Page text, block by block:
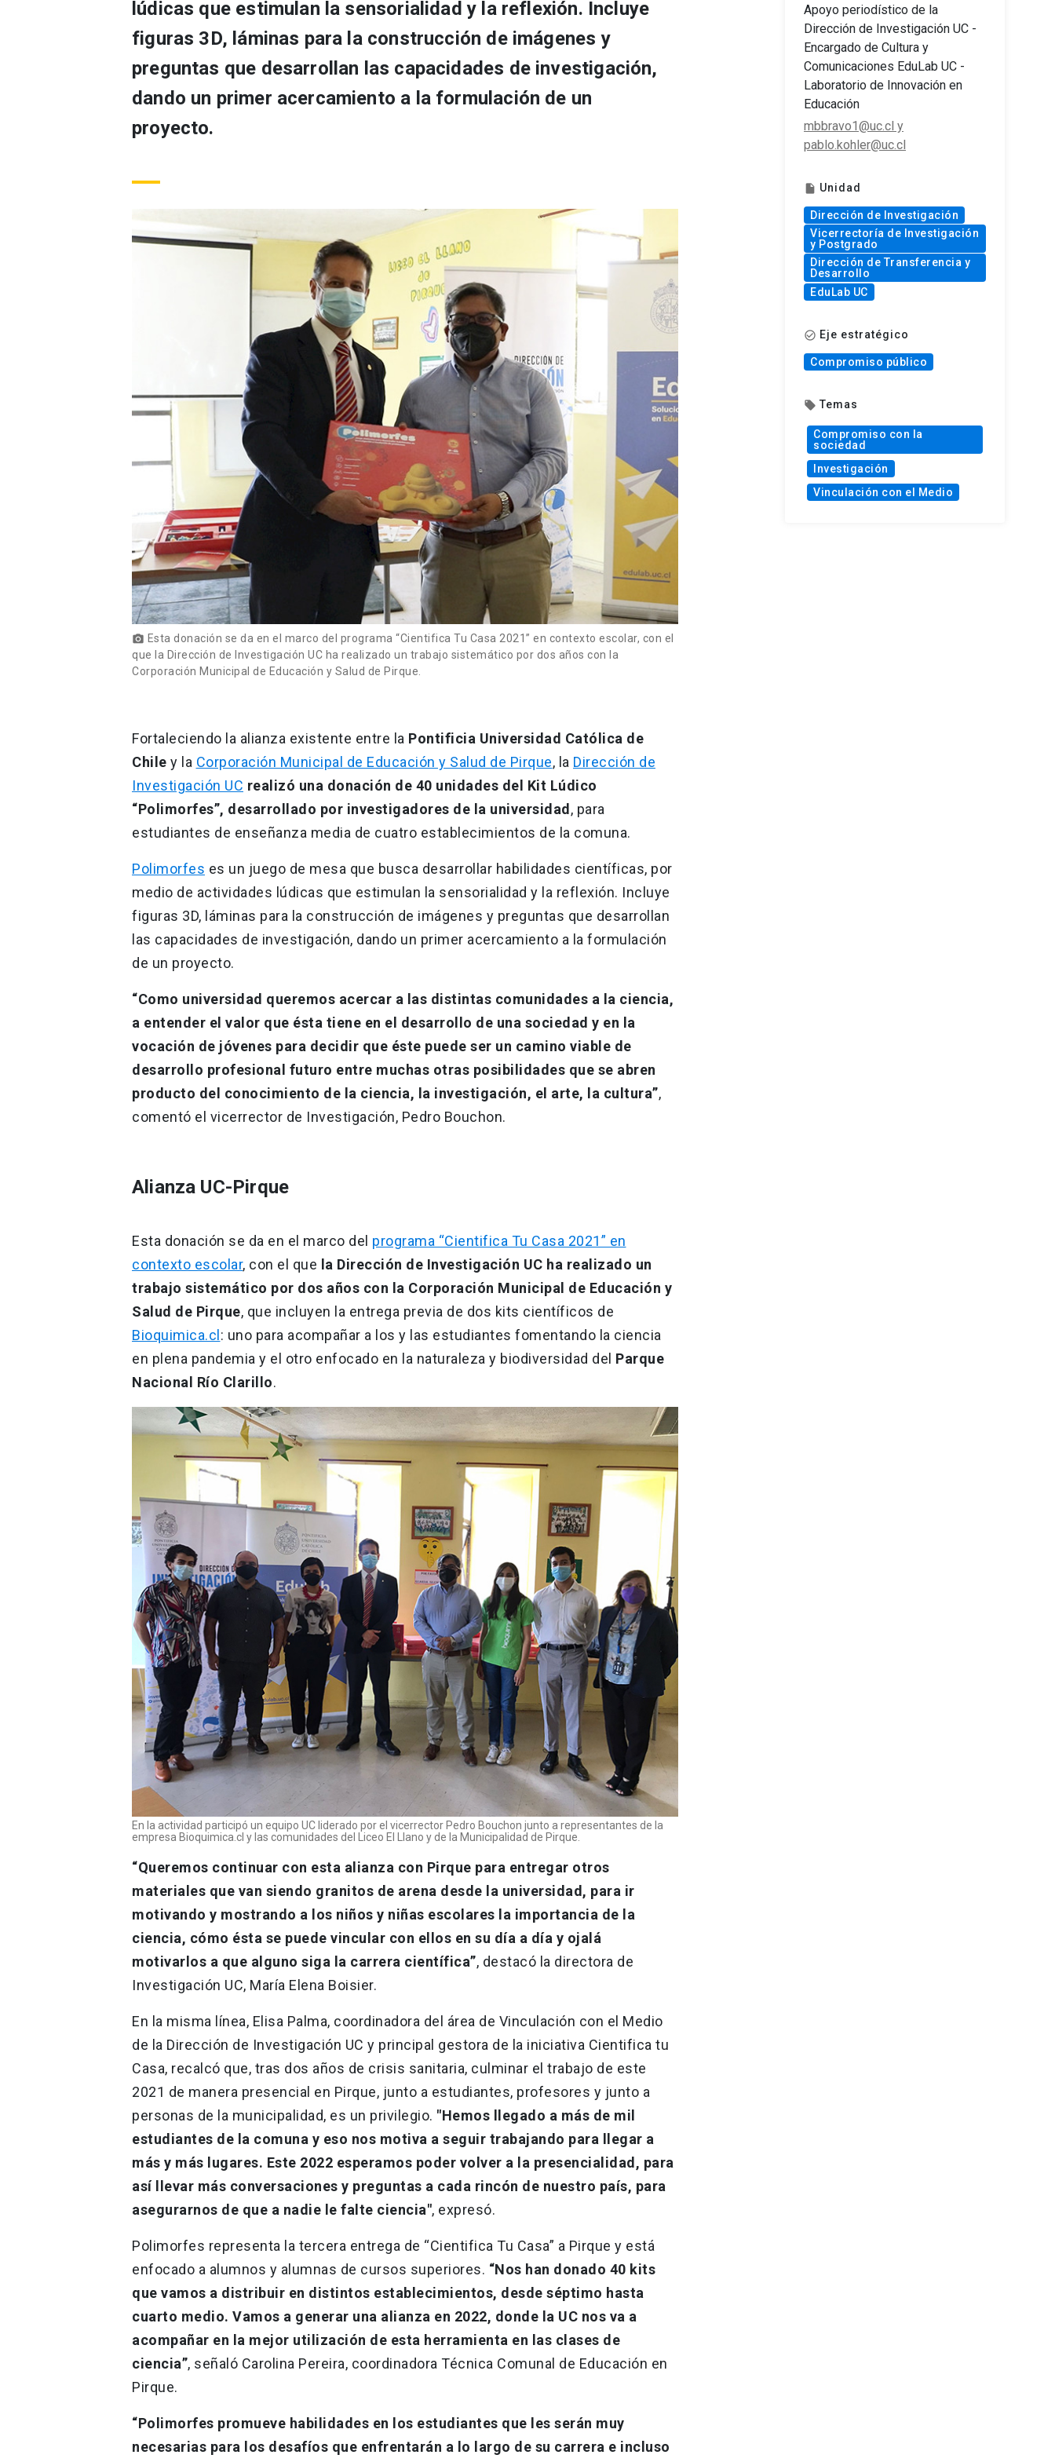
lúdicas que estimulan la sensorialidad y la reflexión. Incluye
figuras 3D, láminas para la construcción de imágenes y
preguntas que desarrollan las capacidades de investigación,
dando un primer acercamiento a la formulación de un
proyecto.
photo_camera Esta donación se da en el marco del programa “Cientifica Tu Casa 2021” en contexto escolar, con el
que la Dirección de Investigación UC ha realizado un trabajo sistemático por dos años con la
Corporación Municipal de Educación y Salud de Pirque.
Fortaleciendo la alianza existente entre la Pontificia Universidad Católica de
Chile y la Corporación Municipal de Educación y Salud de Pirque, la Dirección de
Investigación UC realizó una donación de 40 unidades del Kit Lúdico
“Polimorfes”, desarrollado por investigadores de la universidad , para
estudiantes de enseñanza media de cuatro establecimientos de la comuna.
Polimorfes es un juego de mesa que busca desarrollar habilidades científicas, por
medio de actividades lúdicas que estimulan la sensorialidad y la reflexión. Incluye
figuras 3D, láminas para la construcción de imágenes y preguntas que desarrollan
las capacidades de investigación, dando un primer acercamiento a la formulación
de un proyecto.
“Como universidad queremos acercar a las distintas comunidades a la ciencia,
a entender el valor que ésta tiene en el desarrollo de una sociedad y en la
vocación de jóvenes para decidir que éste puede ser un camino viable de
desarrollo profesional futuro entre muchas otras posibilidades que se abren
producto del conocimiento de la ciencia, la investigación, el arte, la cultura”,
comentó el vicerrector de Investigación, Pedro Bouchon.
Alianza UC-Pirque
Esta donación se da en el marco del programa “Cientifica Tu Casa 2021” en
contexto escolar, con el que la Dirección de Investigación UC ha realizado un
trabajo sistemático por dos años con la Corporación Municipal de Educación y
Salud de Pirque, que incluyen la entrega previa de dos kits científicos de
Bioquimica.cl : uno para acompañar a los y las estudiantes fomentando la ciencia
en plena pandemia y el otro enfocado en la naturaleza y biodiversidad del Parque
Nacional Río Clarillo.
En la actividad participó un equipo UC liderado por el vicerrector Pedro Bouchon junto a representantes de la
empresa Bioquimica.cl y las comunidades del Liceo El Llano y de la Municipalidad de Pirque.
“Queremos continuar con esta alianza con Pirque para entregar otros
materiales que van siendo granitos de arena desde la universidad, para ir
motivando y mostrando a los niños y niñas escolares la importancia de la
ciencia, cómo ésta se puede vincular con ellos en su día a día y ojalá
motivarlos a que alguno siga la carrera científica”, destacó la directora de
Investigación UC, María Elena Boisier.
En la misma línea, Elisa Palma, coordinadora del área de Vinculación con el Medio
de la Dirección de Investigación UC y principal gestora de la iniciativa Cientifica tu
Casa, recalcó que, tras dos años de crisis sanitaria, culminar el trabajo de este
2021 de manera presencial en Pirque, junto a estudiantes, profesores y junto a
personas de la municipalidad, es un privilegio. "Hemos llegado a más de mil
estudiantes de la comuna y eso nos motiva a seguir trabajando para llegar a
más y más lugares. Este 2022 esperamos poder volver a la presencialidad, para
así llevar más conversaciones y preguntas a cada rincón de nuestro país, para
asegurarnos de que a nadie le falte ciencia", expresó.
Polimorfes representa la tercera entrega de “Cientifica Tu Casa” a Pirque y está
enfocado a alumnos y alumnas de cursos superiores. “Nos han donado 40 kits
que vamos a distribuir en distintos establecimientos, desde séptimo hasta
cuarto medio. Vamos a generar una alianza en 2022, donde la UC nos va a
acompañar en la mejor utilización de esta herramienta en las clases de
ciencia”, señaló Carolina Pereira, coordinadora Técnica Comunal de Educación en
Pirque.
“Polimorfes promueve habilidades en los estudiantes que les serán muy
necesarias para los desafíos que enfrentarán a lo largo de su carrera e incluso
Apoyo periodístico de la
Dirección de Investigación UC -
Encargado de Cultura y
Comunicaciones EduLab UC -
Laboratorio de Innovación en
Educación
mbbravo1@uc.cl y
pablo.kohler@uc.cl
insert_drive_file Unidad
Dirección de Investigación
Vicerrectoría de Investigación
y Postgrado
Dirección de Transferencia y
Desarrollo
EduLab UC
check_circle_outline Eje estratégico
Compromiso público
local_offer Temas
Compromiso con la
sociedad
Investigación
Vinculación con el Medio